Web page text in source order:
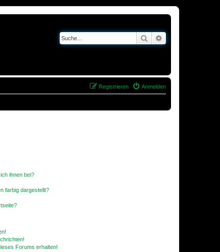
Suche
Anmelden
Registrieren
ihnen bei?
farbig dargestellt?
Forums erhalten!